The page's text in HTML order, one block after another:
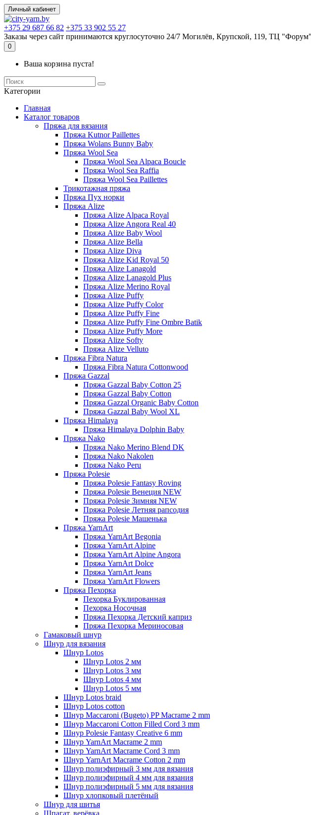
Личный кабинет
+375 29 687 66 82 +375 33 902 55 27
Заказы через сайт принимаются круглосуточно 24/7 Могилёв, Крупской, 119, ТЦ
0
Ваша корзина пуста!
Kатегории
Главная
Каталог товаров
Пряжа для вязания
Пряжа Kutnor Paillettes
Пряжа Wolans Bunny Baby
Пряжа Wool Sea
Пряжа Wool Sea Alpaca Boucle
Пряжа Wool Sea Raffia
Пряжа Wool Sea Paillettes
Трикотажная пряжа
Пряжа Пух норки
Пряжа Alize
Пряжа Alize Alpaca Royal
Пряжа Alize Angora Real 40
Пряжа Alize Baby Wool
Пряжа Alize Bella
Пряжа Alize Diva
Пряжа Alize Kid Royal 50
Пряжа Alize Lanagold
Пряжа Alize Lanagold Plus
Пряжа Alize Merino Royal
Пряжа Alize Puffy
Пряжа Alize Puffy Color
Пряжа Alize Puffy Fine
Пряжа Alize Puffy Fine Ombre Batik
Пряжа Alize Puffy More
Пряжа Alize Softy
Пряжа Alize Velluto
Пряжа Fibra Natura
Пряжа Fibra Natura Cottonwood
Пряжа Gazzal
Пряжа Gazzal Baby Cotton 25
Пряжа Gazzal Baby Cotton
Пряжа Gazzal Organic Baby Cotton
Пряжа Gazzal Baby Wool XL
Пряжа Himalaya
Пряжа Himalaya Dolphin Baby
Пряжа Nako
Пряжа Nako Merino Blend DK
Пряжа Nako Nakolen
Пряжа Nako Peru
Пряжа Polesie
Пряжа Polesie Fantasy Roving
Пряжа Polesie Венеция NEW
Пряжа Polesie Зимняя NEW
Пряжа Polesie Летняя рапсодия
Пряжа Polesie Машенька
Пряжа YarnArt
Пряжа YarnArt Begonia
Пряжа YarnArt Alpine
Пряжа YarnArt Alpine Angora
Пряжа YarnArt Dolce
Пряжа YarnArt Jeans
Пряжа YarnArt Flowers
Пряжа Пехорка
Пехорка Буклированная
Пехорка Носочная
Пряжа Пехорка Детский каприз
Пряжа Пехорка Мериносовая
Гамаковый шнур
Шнур для вязания
Шнур Lotos
Шнур Lotos 2 мм
Шнур Lotos 3 мм
Шнур Lotos 4 мм
Шнур Lotos 5 мм
Шнур Lotos braid
Шнур Lotos cotton
Шнур Maccaroni (Bugeto) PP Macrame 2 mm
Шнур Maccaroni Cotton Filled Cord 3 mm
Шнур Polesie Fantasy Creative 6 mm
Шнур YarnArt Macrame 2 mm
Шнур YarnArt Macrame Cord 3 mm
Шнур YarnArt Macrame Cotton 2 mm
Шнур полиэфирный 3 мм для вязания
Шнур полиэфирный 4 мм для вязания
Шнур полиэфирный 5 мм для вязания
Шнур хлопковый плетёный
Шнур для шитья
Шпагат, верёвка